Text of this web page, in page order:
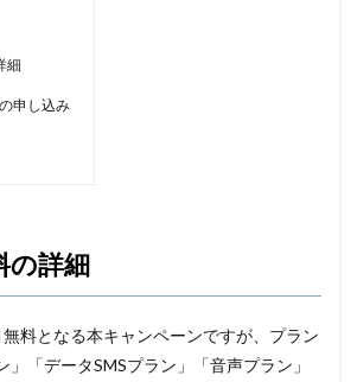
細
申し込み
の詳細
料となる本キャンペーンですが、プラン
」「データSMSプラン」「音声プラン」